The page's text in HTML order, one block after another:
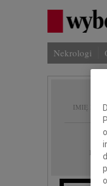
Nekrologi
IMIĘ I